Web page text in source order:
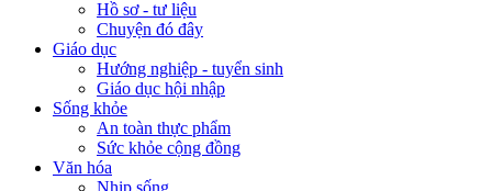
Hồ sơ - tư liệu
Chuyện đó đây
Giáo dục
Hướng nghiệp - tuyển sinh
Giáo dục hội nhập
Sống khỏe
An toàn thực phẩm
Sức khỏe cộng đồng
Văn hóa
Nhịp sống